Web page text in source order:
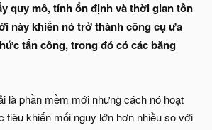
quy mô, tính ổn định và thời gian tồn
này khiến nó trở thành công cụ ưa
tấn công, trong đó có các băng
là phần mềm mới nhưng cách nó hoạt
tiêu khiến mối nguy lớn hơn nhiều so với